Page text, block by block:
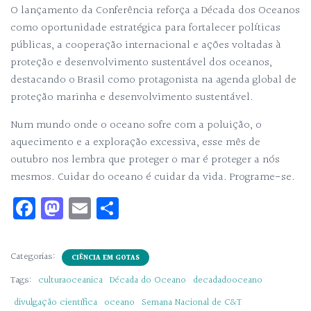
O lançamento da Conferência reforça a Década dos Oceanos
como oportunidade estratégica para fortalecer políticas
públicas, a cooperação internacional e ações voltadas à
proteção e desenvolvimento sustentável dos oceanos,
destacando o Brasil como protagonista na agenda global de
proteção marinha e desenvolvimento sustentável.
Num mundo onde o oceano sofre com a poluição, o
aquecimento e a exploração excessiva, esse mês de
outubro nos lembra que proteger o mar é proteger a nós
mesmos. Cuidar do oceano é cuidar da vida. Programe-se.
Fa
ce
bo
ok
M
as
to
d
o
E
m
aile
Categorias: CIÊNCIA EM GOTAS
Tags: culturaoceanica Década do Oceano decadadooceano
divulgação científica oceano Semana Nacional de C&T